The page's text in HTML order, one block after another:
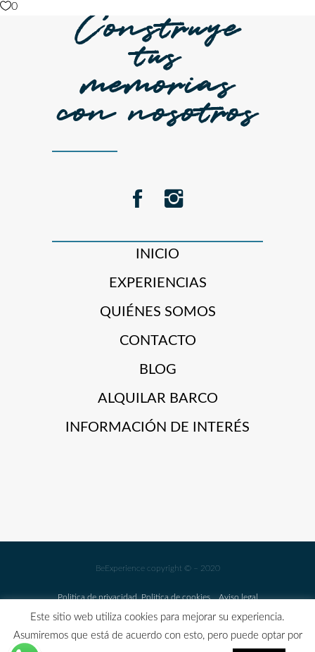
0 Construye
tus
memorias
con nosotros
INICIO
EXPERIENCIAS
QUIÉNES SOMOS
CONTACTO
BLOG
ALQUILAR BARCO
INFORMACIÓN DE INTERÉS
BeExperience copyright © – 2020
Politica de privacidad Politica de cookiesAviso legal
Este sitio web utiliza cookies para mejorar su experiencia.
Asumiremos que está de acuerdo con esto, pero puede optar por
GARANTIA COVID FREE Y CANCELACIÓN FLEXIBLE EN
TODAS NUESTRAS ACTIVIDADES (HASTA 1 MES ANTES DEL